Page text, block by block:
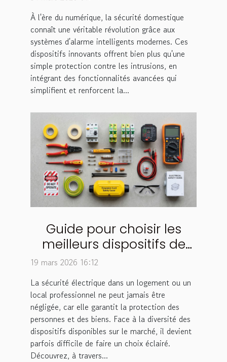
À l'ère du numérique, la sécurité domestique
connaît une véritable révolution grâce aux
systèmes d'alarme intelligents modernes. Ces
dispositifs innovants offrent bien plus qu'une
simple protection contre les intrusions, en
intégrant des fonctionnalités avancées qui
simplifient et renforcent la...
Guide pour choisir les
meilleurs dispositifs de
sécurité électrique
19 mars 2026 16:12
La sécurité électrique dans un logement ou un
local professionnel ne peut jamais être
négligée, car elle garantit la protection des
personnes et des biens. Face à la diversité des
dispositifs disponibles sur le marché, il devient
parfois difficile de faire un choix éclairé.
Découvrez, à travers...